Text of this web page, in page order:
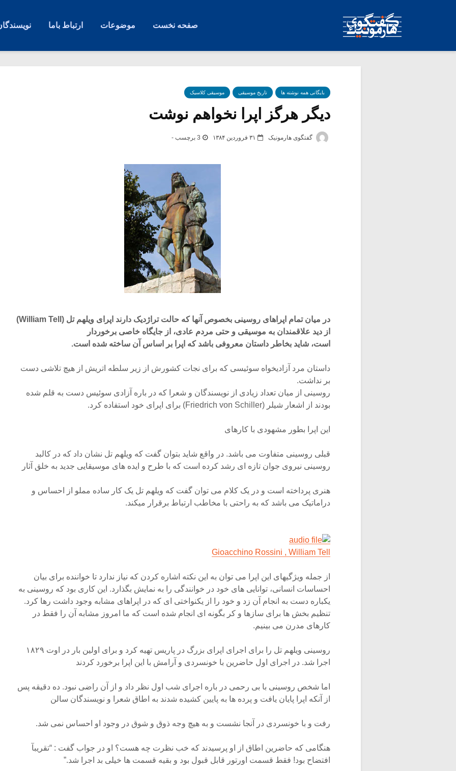
صفحه نخست موضوعات ارتباط باما
بایگانی همه نوشته ها تاریخ موسیقی موسیقی کلاسیک
دیگر هرگز اپرا نخواهم نوشت
گفتگوی هارمونیک ۳۱ فروردین ۱۳۸۴ 3 برچسب -
در میان تمام اپراهای روسینی بخصوص آنها که حالت تراژدیک دارند اپرای ویلهم تل (William Tell)
از دید علاقمندان به موسیقی و حتی مردم عادی، از جایگاه خاصی برخوردار
است، شاید بخاطر داستان معروفی باشد که اپرا بر اساس آن ساخته شده است.
داستان مرد آزادیخواه سوئیسی که برای نجات کشورش از زیر سلطه اتریش از هیچ تلاشی دست
بر نداشت.
روسینی از میان تعداد زیادی از نویسندگان و شعرا که در باره آزادی سوئیس دست به قلم شده
بودند از اشعار شیلر (Friedrich von Schiller) برای اپرای خود استفاده کرد.
این اپرا بطور مشهودی با کارهای
قبلی روسینی متفاوت می باشد. در واقع شاید بتوان گفت که ویلهم تل نشان داد که در کالبد
روسینی نیروی جوان تازه ای رشد کرده است که با طرح و ایده های موسیقایی جدید به خلق آثار
هنری پرداخته است و در یک کلام می توان گفت که ویلهم تل یک کار ساده مملو از احساس و
دراماتیک می باشد که به راحتی با مخاطب ارتباط برقرار میکند.
Gioacchino Rossini , William Tell
از جمله ویژگیهای این اپرا می توان به این نکته اشاره کردن که نیاز ندارد تا خواننده برای بیان
احساسات انسانی، توانایی های خود در خوانندگی را به نمایش بگذارد. این کاری بود که روسینی به
یکباره دست به انجام آن زد و خود را از یکنواختی ای که در اپراهای مشابه وجود داشت رها کرد.
تنظیم بخش ها برای سازها و کر بگونه ای انجام شده است که ما امروز مشابه آن را فقط در
کارهای مدرن می بینیم.
روسینی ویلهم تل را برای اجرای اپرای بزرگ در پاریس تهیه کرد و برای اولین بار در اوت ۱۸۲۹
اجرا شد. در اجرای اول حاضرین با خونسردی و آرامش با این اپرا برخورد کردند
اما شخص روسینی با بی رحمی در باره اجرای شب اول نظر داد و از آن راضی نبود. ده دقیقه پس
از آنکه اپرا پایان یافت و پرده ها به پایین کشیده شدند به اطاق شعرا و نویسندگان سالن
رفت و با خونسردی در آنجا نشست و به هیچ وجه ذوق و شوق در وجود او احساس نمی شد.
هنگامی که حاضرین اطاق از او پرسیدند که خب نظرت چه هست؟ او در جواب گفت : “تقریبآ
افتضاح بود! فقط قسمت اورتور قابل قبول بود و بقیه قسمت ها خیلی بد اجرا شد.”